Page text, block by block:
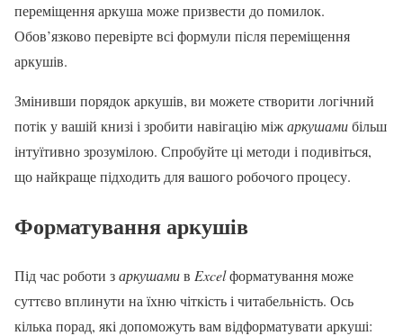
переміщення аркуша може призвести до помилок.
Обов’язково перевірте всі формули після переміщення
аркушів.
Змінивши порядок аркушів, ви можете створити логічний
потік у вашій книзі і зробити навігацію міжаркушамибільш
інтуїтивно зрозумілою. Спробуйте ці методи і подивіться,
що найкраще підходить для вашого робочого процесу.
Форматування аркушів
Під час роботи заркушамив Excelформатування може
суттєво вплинути на їхню чіткість і читабельність. Ось
кілька порад, які допоможуть вам відформатувати аркуші: